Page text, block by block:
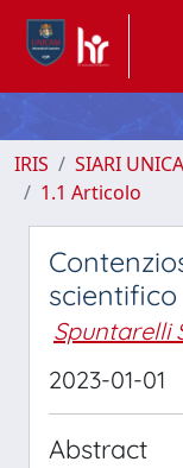
IRIS SIARI
1.1 Articolo
scientifico
Spuntarelli
2023-01-01
Abstract